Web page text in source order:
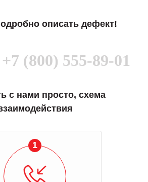
описать дефект!
+7 (800) 555-89-01
с нами просто, схема
1